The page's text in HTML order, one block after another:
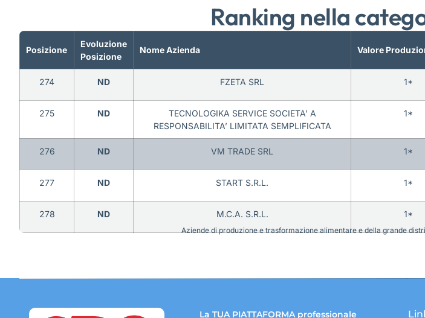
Ranking nella
Posizione
Evoluzione
Posizione
Nome Azienda Valore
274 ND FZETA SRL 1*
275 ND
TECNOLOGIKA SERVICE SOCIETA’ A
RESPONSABILITA’ LIMITATA SEMPLIFICATA
1*
276 ND VM TRADE SRL 1*
277 ND START S.R.L. 1*
278 ND M.C.A. S.R.L. 1*
Aziende di produzione e trasformazione alimentare e della grande
La TUA PIATTAFORMA professionale